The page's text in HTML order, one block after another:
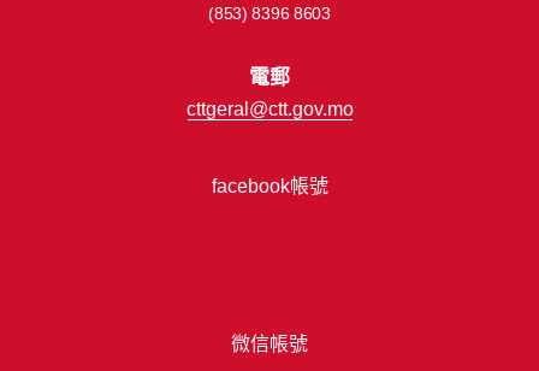
facebook帳號
微信帳號
(853) 8396 8603
電郵
cttgeral@ctt.gov.mo